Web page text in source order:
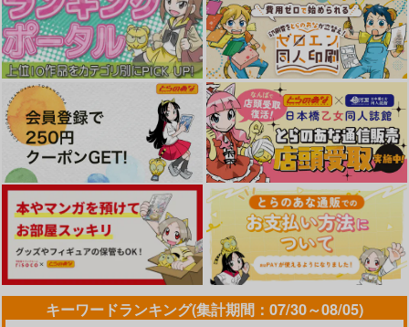
キーワードランキング(集計期間：07/30～08/05)